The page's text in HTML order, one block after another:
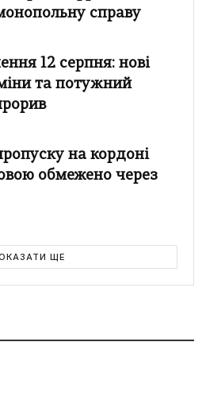
справу
12 серпня: нові
та потужний
на кордоні
обмежено через
ЩЕ